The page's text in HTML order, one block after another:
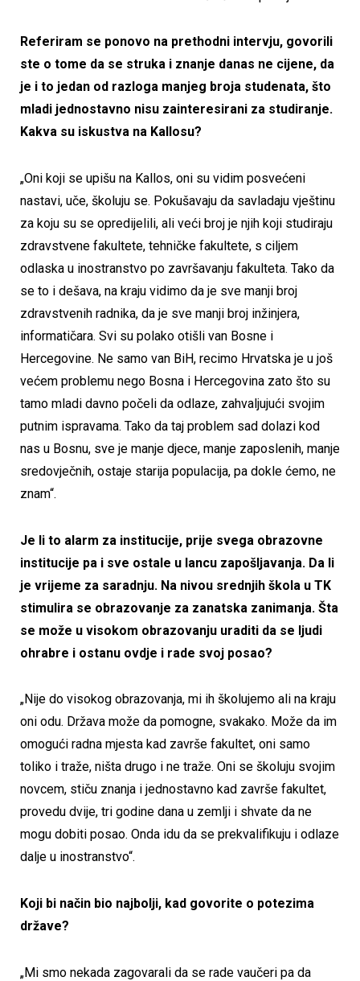
Referiram se ponovo na prethodni intervju, govorili
ste o tome da se struka i znanje danas ne cijene, da
je i to jedan od razloga manjeg broja studenata, što
mladi jednostavno nisu zainteresirani za studiranje.
Kakva su iskustva na Kallosu?
„Oni koji se upišu na Kallos, oni su vidim posvećeni
nastavi, uče, školuju se. Pokušavaju da savladaju vještinu
za koju su se opredijelili, ali veći broj je njih koji studiraju
zdravstvene fakultete, tehničke fakultete, s ciljem
odlaska u inostranstvo po završavanju fakulteta. Tako da
se to i dešava, na kraju vidimo da je sve manji broj
zdravstvenih radnika, da je sve manji broj inžinjera,
informatičara. Svi su polako otišli van Bosne i
Hercegovine. Ne samo van BiH, recimo Hrvatska je u još
većem problemu nego Bosna i Hercegovina zato što su
tamo mladi davno počeli da odlaze, zahvaljujući svojim
putnim ispravama. Tako da taj problem sad dolazi kod
nas u Bosnu, sve je manje djece, manje zaposlenih, manje
sredovječnih, ostaje starija populacija, pa dokle ćemo, ne
znam“.
Je li to alarm za institucije, prije svega obrazovne
institucije pa i sve ostale u lancu zapošljavanja. Da li
je vrijeme za saradnju. Na nivou srednjih škola u TK
stimulira se obrazovanje za zanatska zanimanja. Šta
se može u visokom obrazovanju uraditi da se ljudi
ohrabre i ostanu ovdje i rade svoj posao?
„Nije do visokog obrazovanja, mi ih školujemo ali na kraju
oni odu. Država može da pomogne, svakako. Može da im
omogući radna mjesta kad završe fakultet, oni samo
toliko i traže, ništa drugo i ne traže. Oni se školuju svojim
novcem, stiču znanja i jednostavno kad završe fakultet,
provedu dvije, tri godine dana u zemlji i shvate da ne
mogu dobiti posao. Onda idu da se prekvalifikuju i odlaze
dalje u inostranstvo“.
Koji bi način bio najbolji, kad govorite o potezima
države?
„Mi smo nekada zagovarali da se rade vaučeri pa da